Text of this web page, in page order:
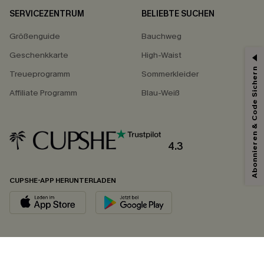
SERVICEZENTRUM
Größenguide
Geschenkkarte
Treueprogramm
Affiliate Programm
BELIEBTE SUCHEN
Bauchweg
High-Waist
Sommerkleider
Blau-Weiß
4.3
CUPSHE-APP HERUNTERLADEN
Abonnieren & Code Sichern